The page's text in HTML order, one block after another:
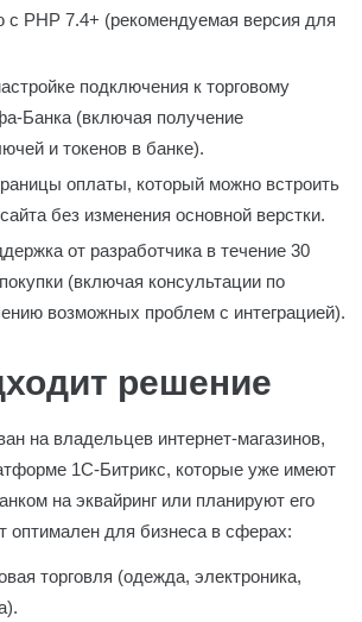
с PHP 7.4+ (рекомендуемая версия для
подключения к торговому
Банка (включая получение
и токенов в банке).
оплаты, который можно встроить
без изменения основной верстки.
от разработчика в течение 30
(включая консультации по
возможных проблем с интеграцией).
решение
на владельцев интернет-магазинов,
1С-Битрикс, которые уже имеют
на эквайринг или планируют его
оптимален для бизнеса в сферах:
торговля (одежда, электроника,